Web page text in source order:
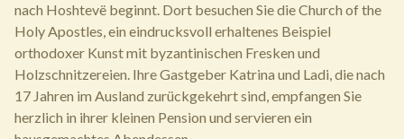
nach Hoshtevë beginnt. Dort besuchen Sie die Church of the
Holy Apostles, ein eindrucksvoll erhaltenes Beispiel
orthodoxer Kunst mit byzantinischen Fresken und
Holzschnitzereien. Ihre Gastgeber Katrina und Ladi, die nach
17 Jahren im Ausland zurückgekehrt sind, empfangen Sie
herzlich in ihrer kleinen Pension und servieren ein